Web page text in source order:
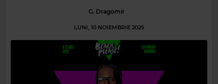
G. Dragomir
LUNI, 10 NOIEMBRIE 2025